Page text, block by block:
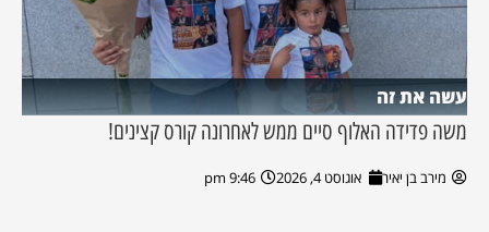
עשה את זה
משה פדידה האלוף סיים ממש לאחרונה קורס קצינים!
מירב בן יאיר אוגוסט 4, 2026 9:46 pm